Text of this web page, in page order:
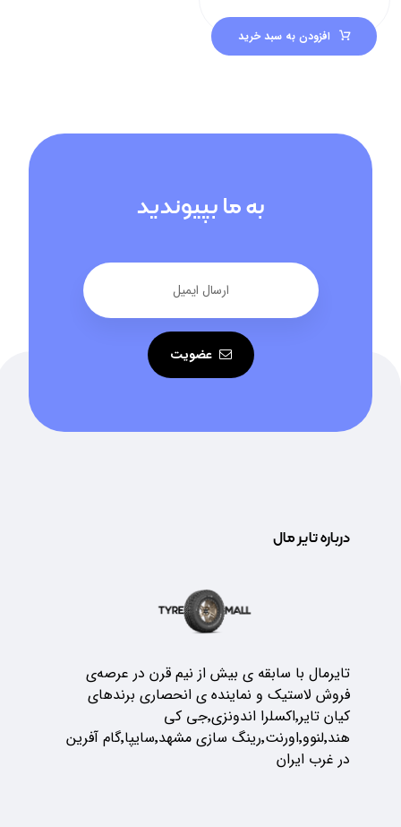
افزودن به سبد خرید
به ما بپیوندید
عضویت
درباره تایر مال
تایرمال با سابقه ی بیش از نیم قرن در عرصه‌ی
فروش لاستیک و نماینده ی انحصاری برندهای
کیان تایر٬اکسلرا اندونزی٬جی کی
هند٬لنوو٬اورنت٬رینگ سازی مشهد٬سایپا٬گام آفرین
در غرب ایران